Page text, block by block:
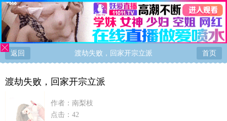
返回 渡劫失败，回家开宗立派 首页
渡劫失败，回家开宗立派
作者： 南梨枝
点击：42